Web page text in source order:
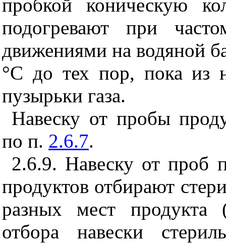
пробкой коническую
подогревают при
движениями на водяной
°С до тех пор, пока из
пузырьки газа.
Навеску от пробы
по п. 2.6.7.
2.6.9. Навеску от проб
продуктов отбирают
разных мест продукта
отбора навески